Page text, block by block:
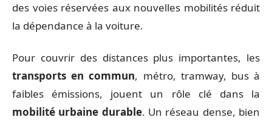
des voies réservées aux nouvelles mobilités réduit
la dépendance à la voiture.
Pour couvrir des distances plus importantes, les
transports en commun, métro, tramway, bus à
faibles émissions, jouent un rôle clé dans la
mobilité urbaine durable. Un réseau dense, bien